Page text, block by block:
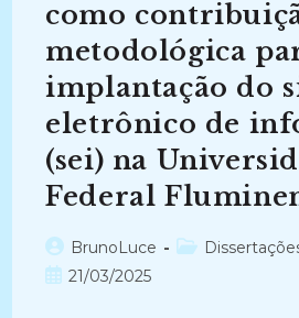
como
metodológica
implantação do
eletrônico de
(sei) na
Federal
Autor
do
BrunoLuce
Categoria
Post21/03/2025